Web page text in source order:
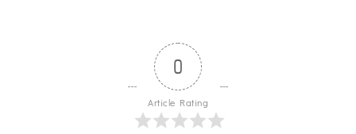
0
Article Rating